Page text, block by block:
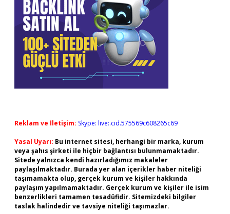
Reklam ve İletişim: Skype: live:.cid.575569c608265c69
Yasal Uyarı: Bu internet sitesi, herhangi bir marka, kurum
veya şahıs şirketi ile hiçbir bağlantısı bulunmamaktadır.
Sitede yalnızca kendi hazırladığımız makaleler
paylaşılmaktadır. Burada yer alan içerikler haber niteliği
taşımamakta olup, gerçek kurum ve kişiler hakkında
paylaşım yapılmamaktadır. Gerçek kurum ve kişiler ile isim
benzerlikleri tamamen tesadüfidir. Sitemizdeki bilgiler
taslak halindedir ve tavsiye niteliği taşımazlar.